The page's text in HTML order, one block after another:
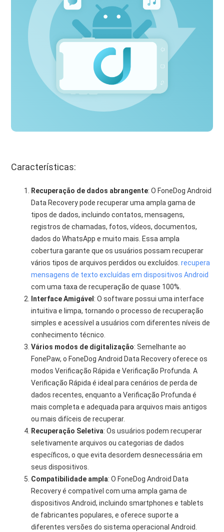
Características:
Recuperação de dados abrangente: O FoneDog Android
Data Recovery pode recuperar uma ampla gama de
tipos de dados, incluindo contatos, mensagens,
registros de chamadas, fotos, vídeos, documentos,
dados do WhatsApp e muito mais. Essa ampla
cobertura garante que os usuários possam recuperar
vários tipos de arquivos perdidos ou excluídos.recupera
mensagens de texto excluídas em dispositivos Android
com uma taxa de recuperação de quase 100%.
Interface Amigável : O software possui uma interface
intuitiva e limpa, tornando o processo de recuperação
simples e acessível a usuários com diferentes níveis de
conhecimento técnico.
Vários modos de digitalização: Semelhante ao
FonePaw, o FoneDog Android Data Recovery oferece os
modos Verificação Rápida e Verificação Profunda. A
Verificação Rápida é ideal para cenários de perda de
dados recentes, enquanto a Verificação Profunda é
mais completa e adequada para arquivos mais antigos
ou mais difíceis de recuperar.
Recuperação Seletiva: Os usuários podem recuperar
seletivamente arquivos ou categorias de dados
específicos, o que evita desordem desnecessária em
seus dispositivos.
Compatibilidade ampla: O FoneDog Android Data
Recovery é compatível com uma ampla gama de
dispositivos Android, incluindo smartphones e tablets
de fabricantes populares, e oferece suporte a
diferentes versões do sistema operacional Android.